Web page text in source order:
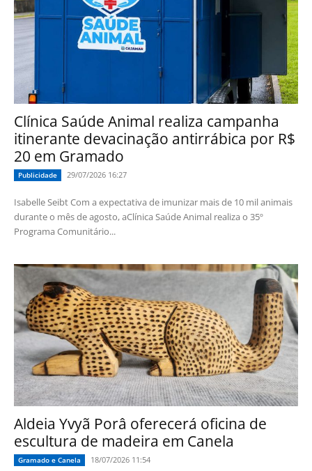
Clínica Saúde Animal realiza campanha
itinerante devacinação antirrábica por R$
20 em Gramado
Publicidade 29/07/2026 16:27
Isabelle Seibt Com a expectativa de imunizar mais de 10 mil animais
durante o mês de agosto, aClínica Saúde Animal realiza o 35º
Programa Comunitário...
Aldeia Yvyã Porâ oferecerá oficina de
escultura de madeira em Canela
Gramado e Canela 18/07/2026 11:54